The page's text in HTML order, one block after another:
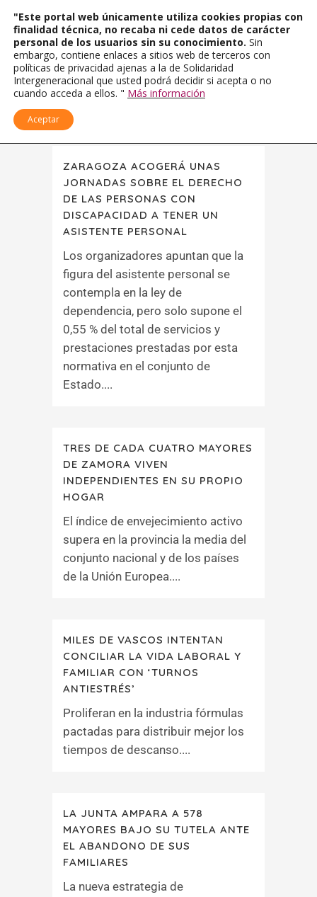
ZARAGOZA ACOGERÁ UNAS
JORNADAS SOBRE EL DERECHO
DE LAS PERSONAS CON
DISCAPACIDAD A TENER UN
ASISTENTE PERSONAL
Los organizadores apuntan que la
figura del asistente personal se
contempla en la ley de
dependencia, pero solo supone el
0,55 % del total de servicios y
prestaciones prestadas por esta
normativa en el conjunto de
Estado....
TRES DE CADA CUATRO MAYORES
DE ZAMORA VIVEN
INDEPENDIENTES EN SU PROPIO
HOGAR
El índice de envejecimiento activo
supera en la provincia la media del
conjunto nacional y de los países
de la Unión Europea....
MILES DE VASCOS INTENTAN
CONCILIAR LA VIDA LABORAL Y
FAMILIAR CON ‘TURNOS
ANTIESTRÉS’
Proliferan en la industria fórmulas
pactadas para distribuir mejor los
tiempos de descanso....
LA JUNTA AMPARA A 578
MAYORES BAJO SU TUTELA ANTE
EL ABANDONO DE SUS
FAMILIARES
La nueva estrategia de
"Este portal web únicamente utiliza cookies propias con
finalidad técnica, no recaba ni cede datos de carácter
personal de los usuarios sin su conocimiento. Sin
embargo, contiene enlaces a sitios web de terceros con
políticas de privacidad ajenas a la de Solidaridad
Intergeneracional que usted podrá decidir si acepta o no
cuando acceda a ellos. " Más información
Aceptar